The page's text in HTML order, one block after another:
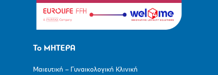
Το ΜΗΤΕΡΑ
Μαιευτική – Γυναικολογική Κλινική